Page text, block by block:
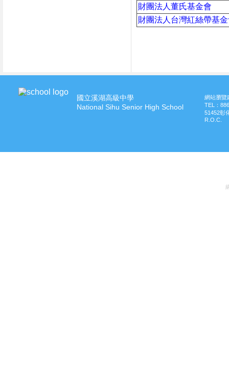
財團法人董氏基金會
財團法人台灣紅絲帶基
國立溪湖高級中學
National Sihu Senior High School
網站瀏覽
TEL：
51452彰
R.O.C.